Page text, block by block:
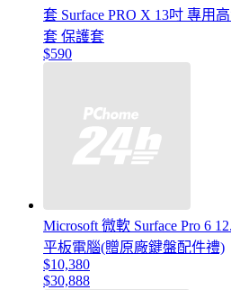
套 Surface PRO X 13吋 專用
套 保護套
$590
Microsoft 微軟 Surface Pro 6
平板電腦(贈原廠鍵盤配件禮)
$10,380
$30,888